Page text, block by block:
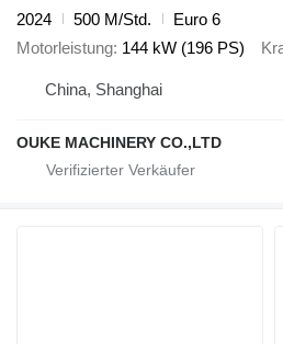
2024
500 M/Std.
Euro 6
Motorleistung 144 kW (196 PS)
China, Shanghai
OUKE MACHINERY CO.,LTD